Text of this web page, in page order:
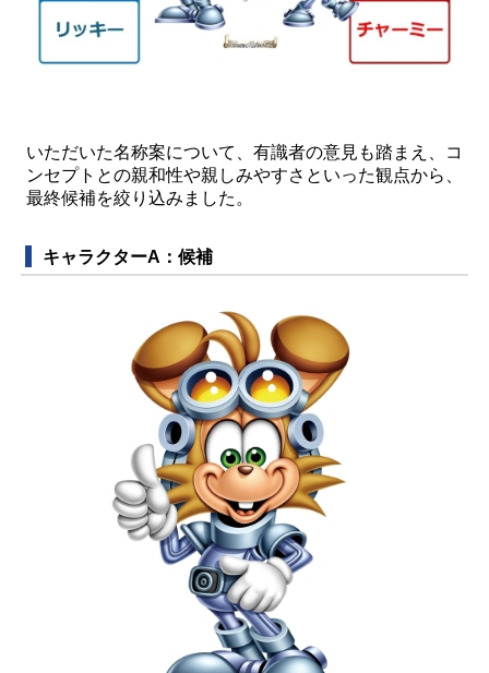
いただいた名称案について、有識者の意見も踏まえ、コ
ンセプトとの親和性や親しみやすさといった観点から、
最終候補を絞り込みました。
キャラクターA：候補